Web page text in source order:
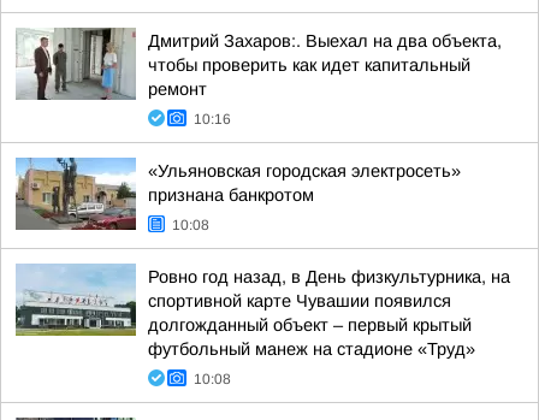
Дмитрий Захаров:. Выехал на два объекта,
чтобы проверить как идет капитальный
ремонт
10:16
«Ульяновская городская электросеть»
признана банкротом
10:08
Ровно год назад, в День физкультурника, на
спортивной карте Чувашии появился
долгожданный объект – первый крытый
футбольный манеж на стадионе «Труд»
10:08